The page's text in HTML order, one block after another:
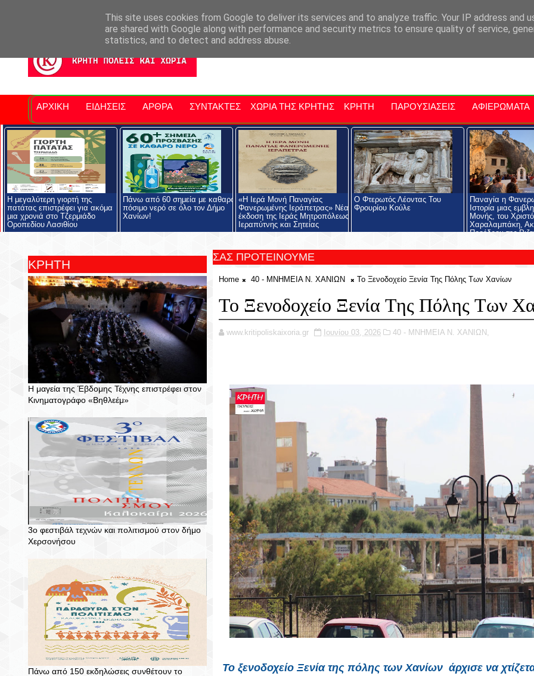
Νομός Λασιθίου Αγαπάμε Ρέθυμνο Επαρχία Μαλεβιζίου Εκδηλώσεις Στην Κρήτη Kriti Traveller
ΑΡΧΙΚΗ ΕΙΔΗΣΕΙΣ ΑΡΘΡΑ ΣΥΝΤΑΚΤΕΣ ΧΩΡΙΑ ΤΗΣ ΚΡΗΤΗΣ ΚΡΗΤΗ ΠΑΡΟΥΣΙΑΣΕΙΣ ΑΦΙΕΡΩΜΑΤΑ
Η μεγαλύτερη γιορτή της
πατάτας επιστρέφει για ακόμα
μια χρονιά στο Τζερμιάδο
Οροπεδίου Λασιθίου
Πάνω από 60 σημεία με καθαρό
πόσιμο νερό σε όλο τον Δήμο
Χανίων!
«Η Ιερά Μονή Παναγίας
Φανερωμένης Ιεράπετρας» Νέα
έκδοση της Ιεράς Μητροπόλεως
Ιεραπύτνης και Σητείας
Ο Φτερωτός Λέοντας Του
Φρουρίου Κούλε
Παναγία η
Ιστορία μιας
Μονής, του
Χαραλαμπάκη,
Προέδρου της
Ριζαρείου
ΚΡΗΤΗ
Η μαγεία της Έβδομης Τέχνης επιστρέφει στον
Κινηματογράφο «Βηθλεέμ»
3ο φεστιβάλ τεχνών και πολιτισμού στον δήμο
Χερσονήσου
Πάνω από 150 εκδηλώσεις συνθέτουν το
ΣΑΣ ΠΡΟΤΕΙΝΟΥΜΕ
Home 40 - ΜΝΗΜΕΙΑ Ν. ΧΑΝΙΩΝ Το Ξενοδοχείο Ξενία Της Πόλης Των Χανίων
Το Ξενοδοχείο Ξενία Της Πόλης Των
www.kritipoliskaixoria.gr Ιουνίου 03, 2026 40 - ΜΝΗΜΕΙΑ Ν. ΧΑΝΙΩΝ,
Το ξενοδοχείο Ξενία της πόλης των Χανίων άρχισε να
This site uses cookies from Google to deliver its services and to analyze traffic. Your IP address and
are shared with Google along with performance and security metrics to ensure quality of service,
statistics, and to detect and address abuse.